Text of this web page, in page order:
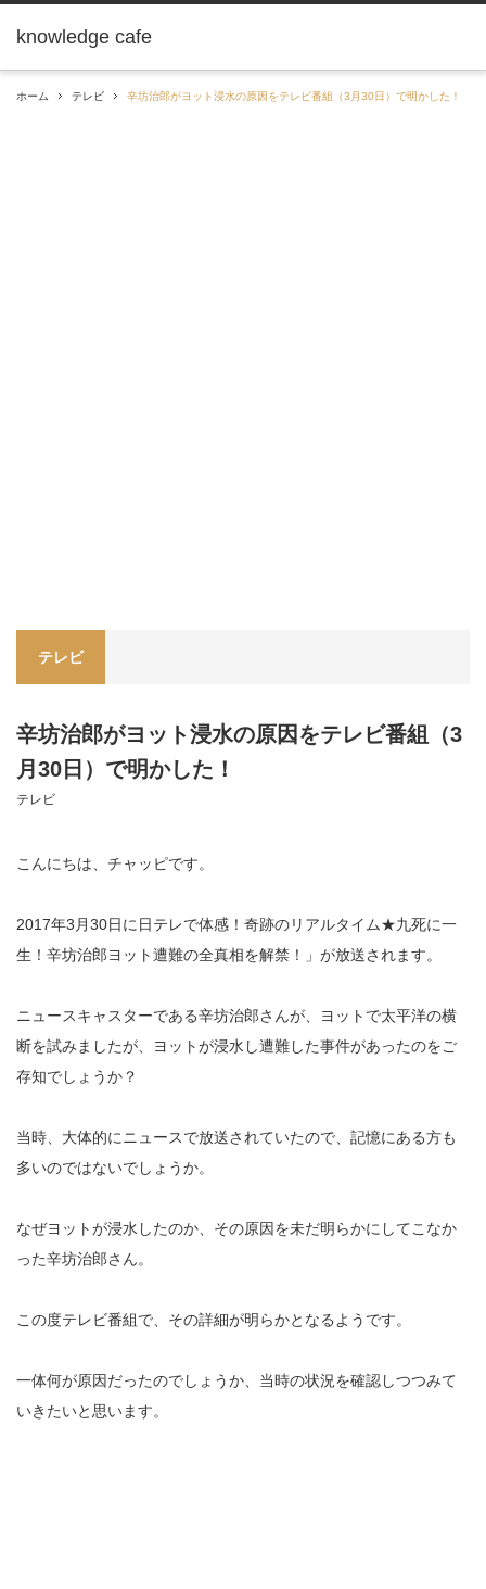
knowledge cafe
ホーム テレビ 辛坊治郎がヨット浸水の原因をテレビ番組（3月30日）で明かした！
テレビ
辛坊治郎がヨット浸水の原因をテレビ番組（3
月30日）で明かした！
テレビ
こんにちは、チャッピです。
2017年3月30日に日テレで体感！奇跡のリアルタイム★九死に一
生！辛坊治郎ヨット遭難の全真相を解禁！」が放送されます。
ニュースキャスターである辛坊治郎さんが、ヨットで太平洋の横
断を試みましたが、ヨットが浸水し遭難した事件があったのをご
存知でしょうか？
当時、大体的にニュースで放送されていたので、記憶にある方も
多いのではないでしょうか。
なぜヨットが浸水したのか、その原因を未だ明らかにしてこなか
った辛坊治郎さん。
この度テレビ番組で、その詳細が明らかとなるようです。
一体何が原因だったのでしょうか、当時の状況を確認しつつみて
いきたいと思います。